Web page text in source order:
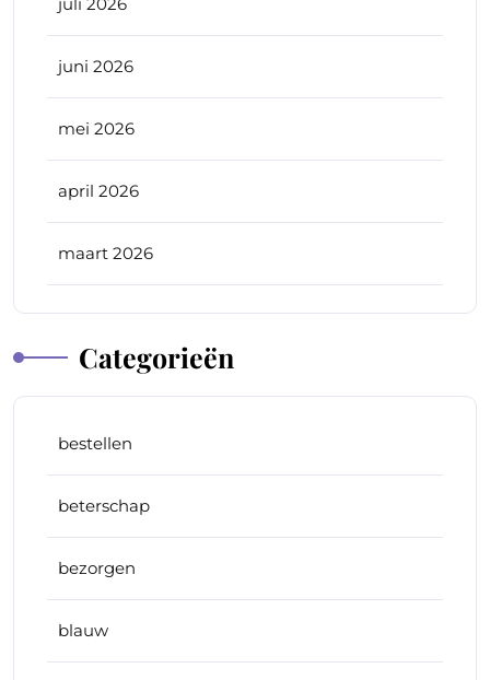
juni 2026
mei 2026
april 2026
maart 2026
Categorieën
bestellen
beterschap
bezorgen
blauw